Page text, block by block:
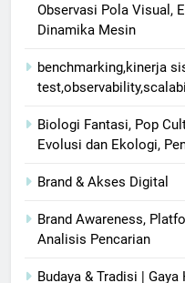
Observasi Pola Visual,
Dinamika Mesin
benchmarking,kinerja
Biologi Fantasi, Pop
Evolusi dan Ekologi,
Brand & Akses Digital
Brand Awareness,
Analisis Pencarian
Budaya & Tradisi |